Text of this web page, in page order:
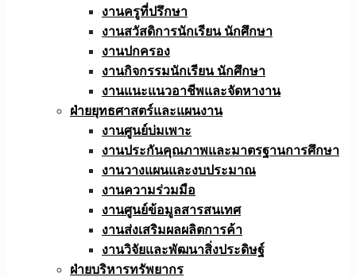
งานครูที่ปรึกษา
งานสวัสดิการนักเรียน นักศึกษา
งานปกครอง
งานกิจกรรมนักเรียน นักศึกษา
งานแนะแนวอาชีพและจัดหางาน
ฝ่ายยุทธศาสตร์และแผนงาน
งานศูนย์บ่มเพาะ
งานประกันคุณภาพและมาตรฐานการศึกษา
งานวางแผนและงบประมาณ
งานความร่วมมือ
งานศูนย์ข้อมูลสารสนเทศ
งานส่งเสริมผลผลิตการค้า
งานวิจัยและพัฒนาสิ่งประดิษฐ์
ฝ่ายบริหารทรัพยากร